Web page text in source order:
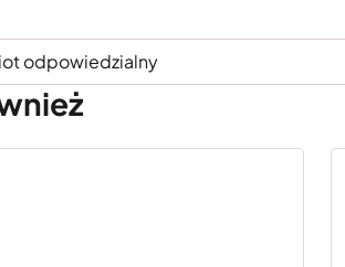
odpowiedzialny